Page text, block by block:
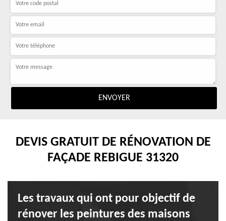
DEVIS GRATUIT DE RÉNOVATION DE
FAÇADE REBIGUE 31320
Les travaux qui ont pour objectif de
rénover les peintures des maisons